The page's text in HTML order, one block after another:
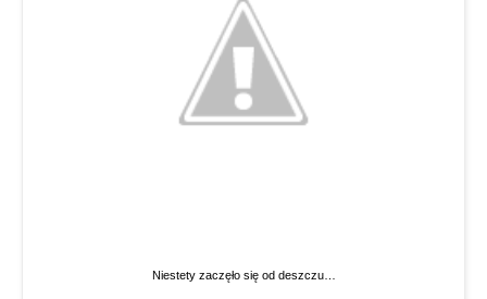
Niestety zaczęło się od deszczu…